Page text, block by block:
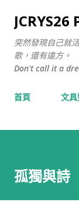
JCRYS26
突然發現自己就
歌，還有遠方。
Don't call it a
首頁 文
孤獨與詩